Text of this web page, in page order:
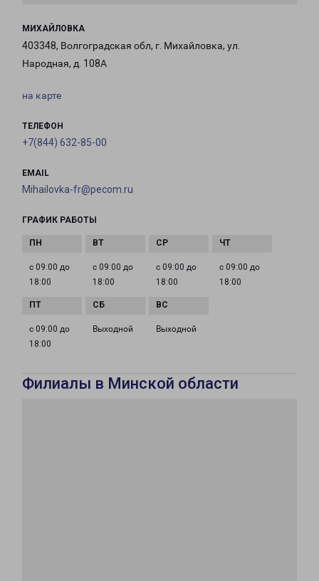
МИХАЙЛОВКА
403348, Волгоградская обл, г. Михайловка, ул.
Народная, д. 108А
на карте
ТЕЛЕФОН
+7(844) 632-85-00
EMAIL
Mihailovka-fr@pecom.ru
ГРАФИК РАБОТЫ
с 09:00 до
18:00
с 09:00 до
18:00
с 09:00 до
18:00
с 09:00 до
18:00
с 09:00 до
18:00
Выходной Выходной
Филиалы в Минской области